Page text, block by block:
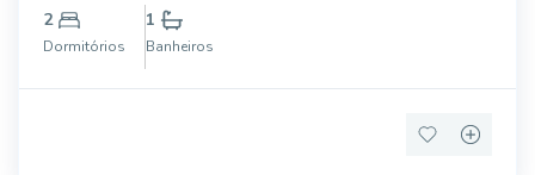
garagem, este apartamento é ideal para quem busca
conforto e praticidade. Aproveite a localizaçã
2
Dormitórios
1
Banheiros